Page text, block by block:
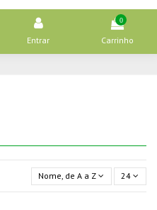
Entrar
0
Carrinho
Nome, de A a Z 24